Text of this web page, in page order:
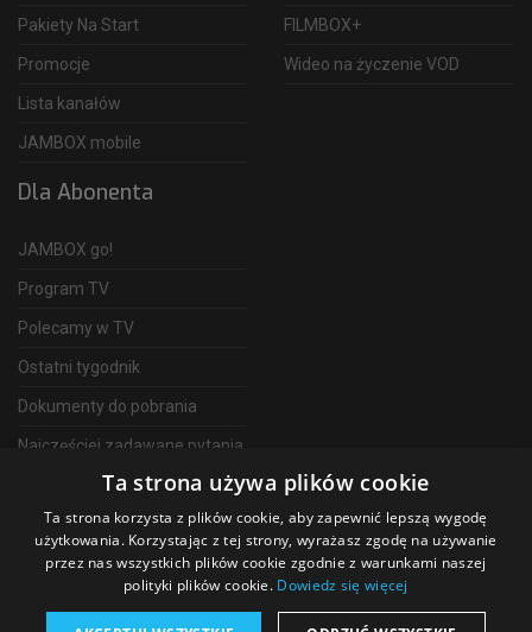
Pakiety Na Start
Promocje
Lista kanałów
JAMBOX mobile
FILMBOX+
Wideo na życzenie VOD
Dla Abonenta
JAMBOX go!
Program TV
Polecamy w TV
Ostatni tygodnik
Dokumenty do pobrania
Najczęściej zadawane pytania
Telewizja Światłowodowa
Ta strona używa plików cookie
Ta strona korzysta z plików cookie, aby zapewnić lepszą wygodę
użytkowania. Korzystając z tej strony, wyrażasz zgodę na używanie
przez nas wszystkich plików cookie zgodnie z warunkami naszej
polityki plików cookie. Dowiedz się więcej